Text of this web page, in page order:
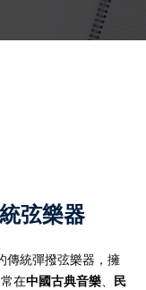
弦樂器
傳統彈撥弦樂器，擁
在中國古典音樂、 民